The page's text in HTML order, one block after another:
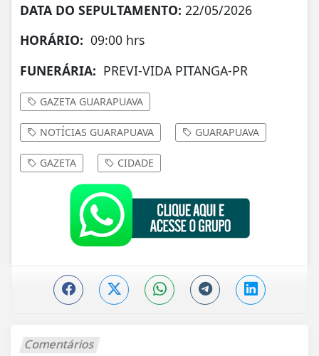
DATA DO SEPULTAMENTO: 22/05/2026
HORÁRIO: 09:00 hrs
FUNERÁRIA: PREVI-VIDA PITANGA-PR
GAZETA GUARAPUAVA
NOTÍCIAS GUARAPUAVA GUARAPUAVA
GAZETA CIDADE
Comentários